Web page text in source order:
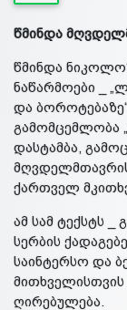
წმინდა
წმინდა
ნაწარმოები _
და ბოროტებაზე“,
გამომცემლობა
დასტამბა,
ქართველ
ამ სამ ტექსტს
სერბის
საინტერსო და
ღირებულება.